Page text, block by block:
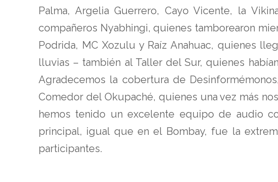
Palma, Argelia Guerrero, Cayo Vicente, la
compañeros Nyabhingi, quienes tamborearon
Podrida, MC Xozulu y Raíz Anahuac, quienes
lluvias – también al Taller del Sur, quienes
Agradecemos la cobertura de
Comedor del Okupaché, quienes una vez más
hemos tenido un excelente equipo de audio
principal, igual que en el Bombay, fue la
participantes.